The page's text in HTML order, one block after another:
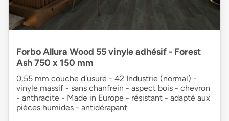
Forbo Allura Wood 55 vinyle adhésif - Forest
Ash 750 x 150 mm
0,55 mm couche d'usure - 42 Industrie (normal) -
vinyle massif - sans chanfrein - aspect bois - chevron
- anthracite - Made in Europe - résistant - adapté aux
pièces humides - antidérapant